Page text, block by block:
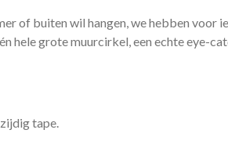
of buiten wil hangen, we hebben voor
hele grote muurcirkel, een echte eye-
tape.